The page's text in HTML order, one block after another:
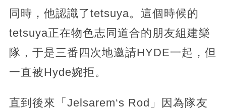
同時， 他認識了tetsuya。這個時候的
tetsuya正在物色志同道合的朋友組建樂
隊，于是三番四次地邀請HYDE一起，但
一直被Hyde婉拒。
直到後來「Jelsarem‘s Rod」
因為隊友